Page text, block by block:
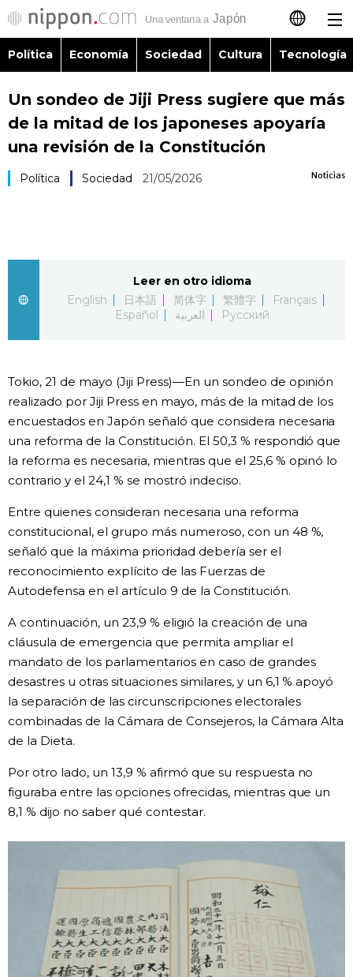
日本語
English
简体字
Русский
Política
Vida
Guía de Japón
Vídeos e imágenes
En profundidad
Más
Datos de Japón
Fragmentos de Japón
Gente
Blog
Política Economía Sociedad Cultura Tecnología
Un sondeo de Jiji Press sugiere que más
de la mitad de los japoneses apoyaría
una revisión de la Constitución
Noticias
Política Sociedad 21/05/2026
Leer en otro idioma
English
日本語 简体字 繁體字
Français
Español
العربية Русский
Tokio, 21 de mayo (Jiji Press)—En un sondeo de opinión
realizado por Jiji Press en mayo, más de la mitad de los
encuestados en Japón señaló que considera necesaria
una reforma de la Constitución. El 50,3 % respondió que
la reforma es necesaria, mientras que el 25,6 % opinó lo
contrario y el 24,1 % se mostró indeciso.
Entre quienes consideran necesaria una reforma
constitucional, el grupo más numeroso, con un 48 %,
señaló que la máxima prioridad debería ser el
reconocimiento explícito de las Fuerzas de
Autodefensa en el artículo 9 de la Constitución.
A continuación, un 23,9 % eligió la creación de una
cláusula de emergencia que permita ampliar el
mandato de los parlamentarios en caso de grandes
desastres u otras situaciones similares, y un 6,1 % apoyó
la separación de las circunscripciones electorales
combinadas de la Cámara de Consejeros, la Cámara Alta
de la Dieta.
Por otro lado, un 13,9 % afirmó que su respuesta no
figuraba entre las opciones ofrecidas, mientras que un
8,1 % dijo no saber qué contestar.